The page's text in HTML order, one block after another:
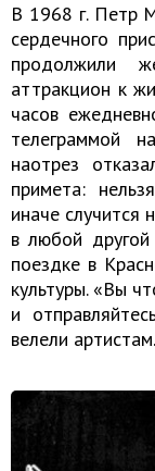
В 1968 г. Петр
сердечного
продолжили
аттракцион к
часов
телеграммой
наотрез
примета:
иначе случится
в любой
поездке в
культуры. «Вы
и
велели артистам.